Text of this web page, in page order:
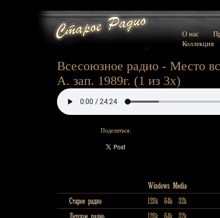
О нас
Коллекция
Всесоюзное радио - Место
А. зап. 1989г. (1 из 3х)
Поделиться: